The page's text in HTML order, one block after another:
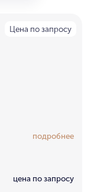
Цена по запросу
подробнее
цена по запросу